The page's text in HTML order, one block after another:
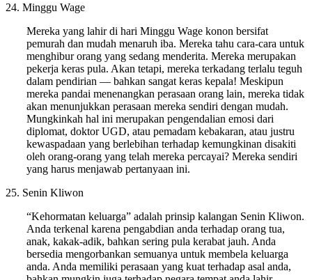
24. Minggu Wage
Mereka yang lahir di hari Minggu Wage konon bersifat
pemurah dan mudah menaruh iba. Mereka tahu cara-cara untuk
menghibur orang yang sedang menderita. Mereka merupakan
pekerja keras pula. Akan tetapi, mereka terkadang terlalu teguh
dalam pendirian — bahkan sangat keras kepala! Meskipun
mereka pandai menenangkan perasaan orang lain, mereka tidak
akan menunjukkan perasaan mereka sendiri dengan mudah.
Mungkinkah hal ini merupakan pengendalian emosi dari
diplomat, doktor UGD, atau pemadam kebakaran, atau justru
kewaspadaan yang berlebihan terhadap kemungkinan disakiti
oleh orang-orang yang telah mereka percayai? Mereka sendiri
yang harus menjawab pertanyaan ini.
25. Senin Kliwon
“Kehormatan keluarga” adalah prinsip kalangan Senin Kliwon.
Anda terkenal karena pengabdian anda terhadap orang tua,
anak, kakak-adik, bahkan sering pula kerabat jauh. Anda
bersedia mengorbankan semuanya untuk membela keluarga
anda. Anda memiliki perasaan yang kuat terhadap asal anda,